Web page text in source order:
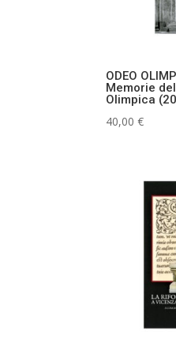
ODEO
Memorie
Olimpica
40,00€